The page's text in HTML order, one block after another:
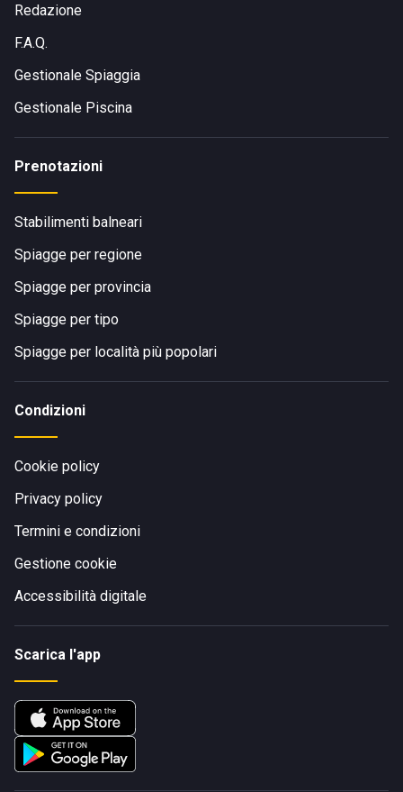
Mare.
Fitzgerald Kennedy
a piedi, camminando lungo via Aldo Moro.
DaPescara
Riviera di Eraldo
guidando prima lungo via Nazionale Adriatica Nord e poi
in treno, dal Terminal Francavilla-Foro o da Zanni
Francavilla-Stazione.
Redazione
F.A.Q.
Gestionale Spiaggia
Gestionale Piscina
Prenotazioni
Stabilimenti balneari
Spiagge per regione
Spiagge per provincia
Spiagge per tipo
Spiagge per località più popolari
Condizioni
Cookie policy
Privacy policy
Termini e condizioni
Gestione cookie
Accessibilità digitale
Scarica l'app